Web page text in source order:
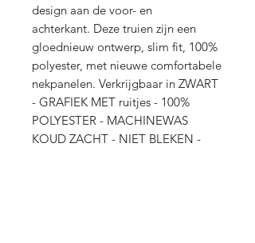
design aan de voor- en
achterkant. Deze truien zijn een
gloednieuw ontwerp, slim fit, 100%
polyester, met nieuwe comfortabele
nekpanelen. Verkrijgbaar in ZWART
- GRAFIEK MET ruitjes - 100%
POLYESTER - MACHINEWAS
KOUD ZACHT - NIET BLEKEN -